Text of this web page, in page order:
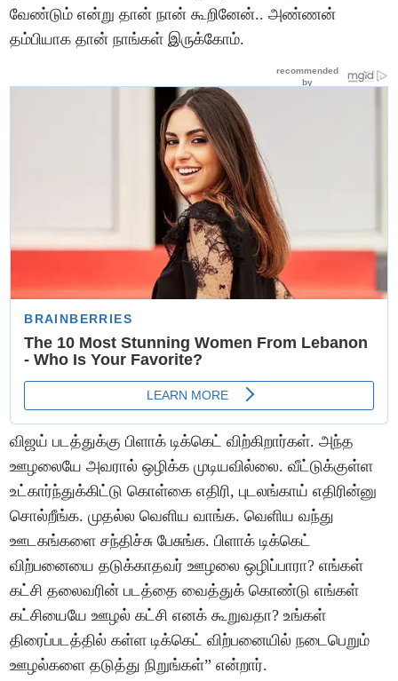
வேண்டும் என்று தான் நான் கூறினேன்.. அண்ணன்
தம்பியாக தான் நாங்கள் இருக்கோம்.
விஜய் படத்துக்கு பிளாக் டிக்கெட் விற்கிறார்கள். அந்த
ஊழலையே அவரால் ஒழிக்க முடியவில்லை. வீட்டுக்குள்ள
உட்கார்ந்துக்கிட்டு கொள்கை எதிரி, புடலங்காய் எதிரின்னு
சொல்றீங்க. முதல்ல வெளிய வாங்க. வெளிய வந்து
ஊடகங்களை சந்திச்சு பேசுங்க. பிளாக் டிக்கெட்
விற்பனையை தடுக்காதவர் ஊழலை ஒழிப்பாரா? எங்கள்
கட்சி தலைவரின் படத்தை வைத்துக் கொண்டு எங்கள்
கட்சியையே ஊழல் கட்சி எனக் கூறுவதா? உங்கள்
திரைப்படத்தில் கள்ள டிக்கெட் விற்பனையில் நடைபெறும்
ஊழல்களை தடுத்து நிறுங்கள்” என்றார்.